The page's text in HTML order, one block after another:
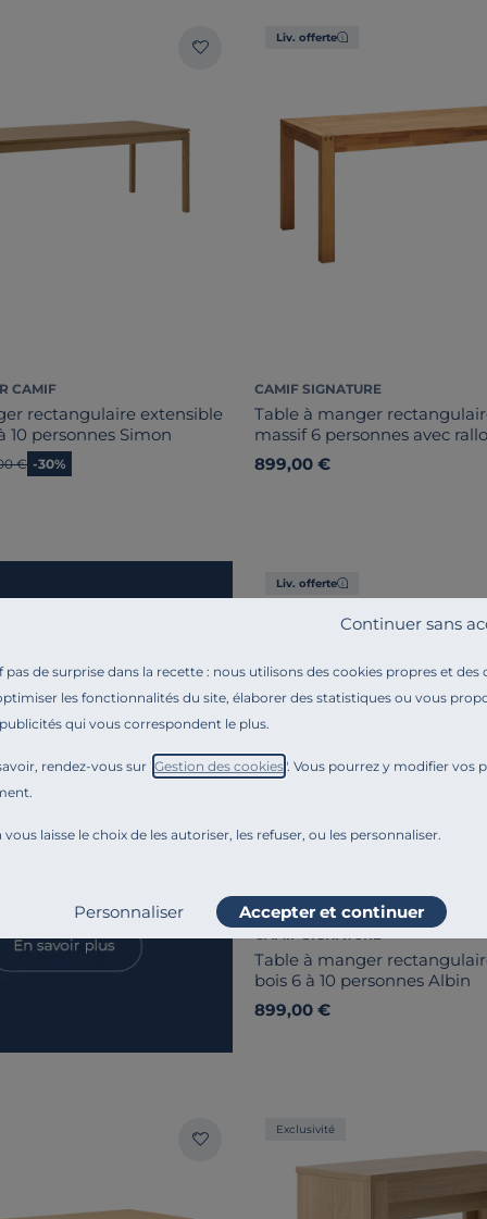
pas de surprise dans la recette : nous utilisons des cookies propres et des
les fonctionnalités du site, élaborer des statistiques ou vous
qui vous correspondent le plus.
rendez-vous sur " Gestion des cookies". Vous pourrez y modifier vos
laisse le choix de les autoriser, les refuser, ou les personnaliser.
Continuer sans
Personnaliser Accepter et continuer
CAMIF
rectangulaire extensible
10 personnes Simon
prix
€ -30%
Liv. offerte
CAMIF SIGNATURE
Table à manger
massif 6 personnes avec
option Luminescence
899,00 €
Liv. offerte
Table à manger
bois 6 à 10 personnes Albin
899,00 €
Exclusivité